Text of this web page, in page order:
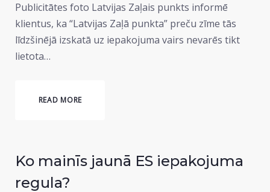
Publicitātes foto Latvijas Zaļais punkts informē
klientus, ka “Latvijas Zaļā punkta” preču zīme tās
līdzšinējā izskatā uz iepakojuma vairs nevarēs tikt
lietota…
READ MORE
Ko mainīs jaunā ES iepakojuma
regula?